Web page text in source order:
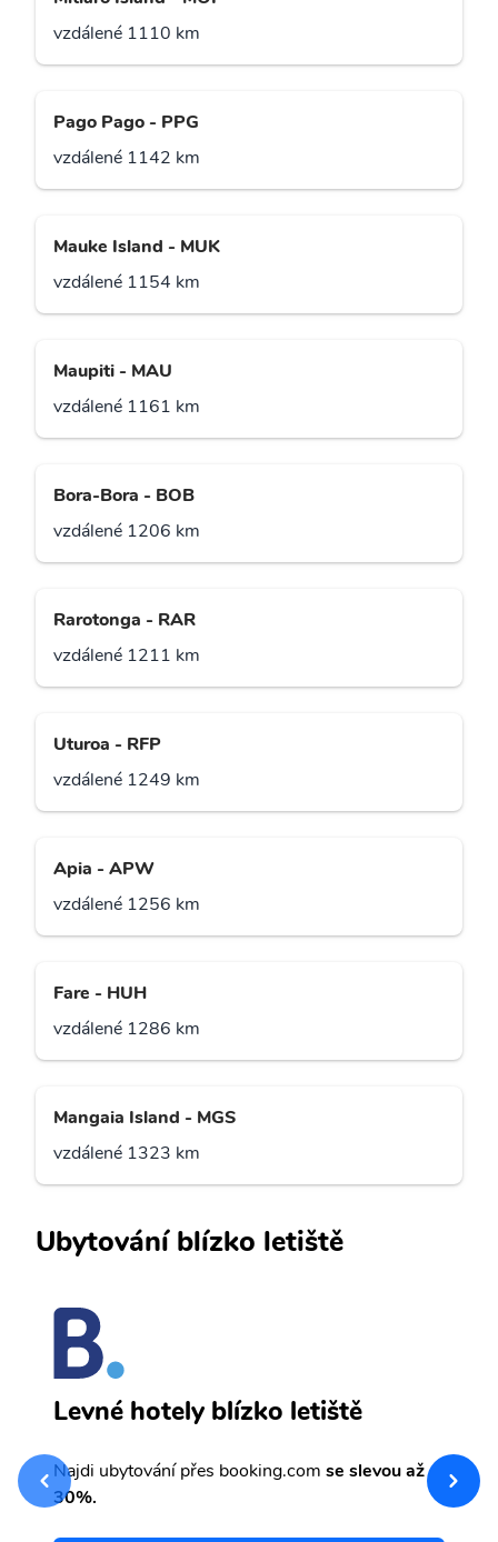
vzdálené 1110 km
Pago Pago - PPG
vzdálené 1142 km
Mauke Island - MUK
vzdálené 1154 km
Maupiti - MAU
vzdálené 1161 km
Bora-Bora - BOB
vzdálené 1206 km
Rarotonga - RAR
vzdálené 1211 km
Uturoa - RFP
vzdálené 1249 km
Apia - APW
vzdálené 1256 km
Fare - HUH
vzdálené 1286 km
Mangaia Island - MGS
vzdálené 1323 km
Ubytování blízko letiště
Levné hotely blízko letiště
Najdi ubytování přes booking.com se slevou až
30%.